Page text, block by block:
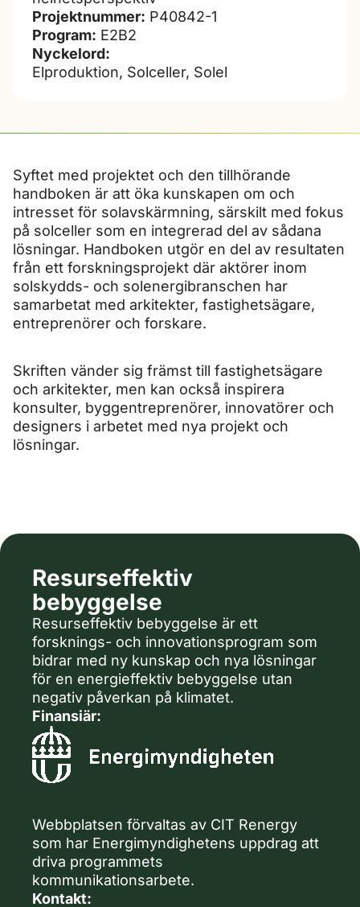
Projektnummer: P40842-1
Program: E2B2
Nyckelord:
Elproduktion, Solceller, Solel
Syftet med projektet och den tillhörande
handboken är att öka kunskapen om och
intresset för solavskärmning, särskilt med fokus
på solceller som en integrerad del av sådana
lösningar. Handboken utgör en del av resultaten
från ett forskningsprojekt där aktörer inom
solskydds- och solenergibranschen har
samarbetat med arkitekter, fastighetsägare,
entreprenörer och forskare.
Skriften vänder sig främst till fastighetsägare
och arkitekter, men kan också inspirera
konsulter, byggentreprenörer, innovatörer och
designers i arbetet med nya projekt och
lösningar.
Resurseffektiv
bebyggelse
Resurseffektiv bebyggelse är ett
forsknings- och innovationsprogram som
bidrar med ny kunskap och nya lösningar
för en energieffektiv bebyggelse utan
negativ påverkan på klimatet.
Finansiär:
Webbplatsen förvaltas av CIT Renergy
som har Energimyndighetens uppdrag att
driva programmets
kommunikationsarbete.
Kontakt: